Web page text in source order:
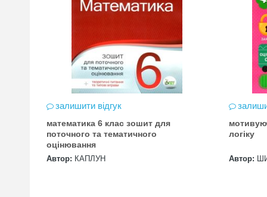
залишити відгук
математика 6 клас зошит для
поточного та тематичного
оцінювання
Автор: КАПЛУН
логіку
Автор: